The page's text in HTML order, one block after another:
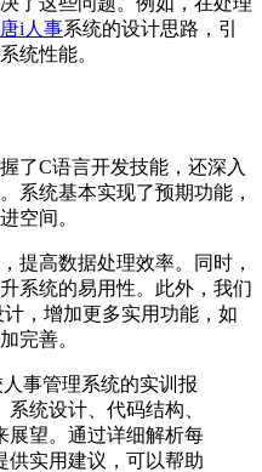
i人事系统的设计思路，引
统性能。
了C语言开发技能，还深入
系统基本实现了预期功能，
空间。
提高数据处理效率。同时，
系统的易用性。此外，我们
，增加更多实用功能，如
完善。
事管理系统的实训报
统设计、代码结构、
展望。通过详细解析每
供实用建议，可以帮助